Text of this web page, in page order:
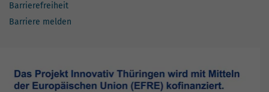
Barrierefreiheit
Barriere melden